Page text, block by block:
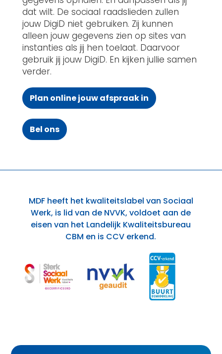
dat wilt. De sociaal raadslieden zullen
jouw DigiD niet gebruiken. Zij kunnen
alleen jouw gegevens zien op sites van
instanties als jij hen toelaat. Daarvoor
gebruik jij jouw DigiD. En kijken jullie samen
verder.
Plan online jouw afspraak in
Bel ons
MDF heeft het kwaliteitslabel van Sociaal
Werk, is lid van de NVVK, voldoet aan de
eisen van het Landelijk Kwaliteitsbureau
CBM en is CCV erkend.